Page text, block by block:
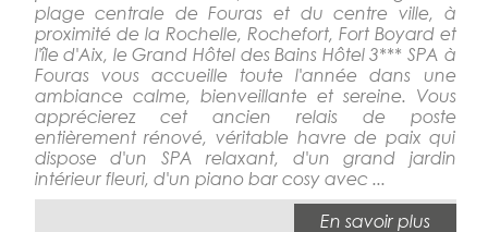
plage centrale de Fouras et du centre ville, à
proximité de la Rochelle, Rochefort, Fort Boyard et
l'île d'Aix, le Grand Hôtel des Bains Hôtel 3*** SPA à
Fouras vous accueille toute l'année dans une
ambiance calme, bienveillante et sereine. Vous
apprécierez cet ancien relais de poste
entièrement rénové, véritable havre de paix qui
dispose d'un SPA relaxant, d'un grand jardin
intérieur fleuri, d'un piano bar cosy avec ...
En savoir plus